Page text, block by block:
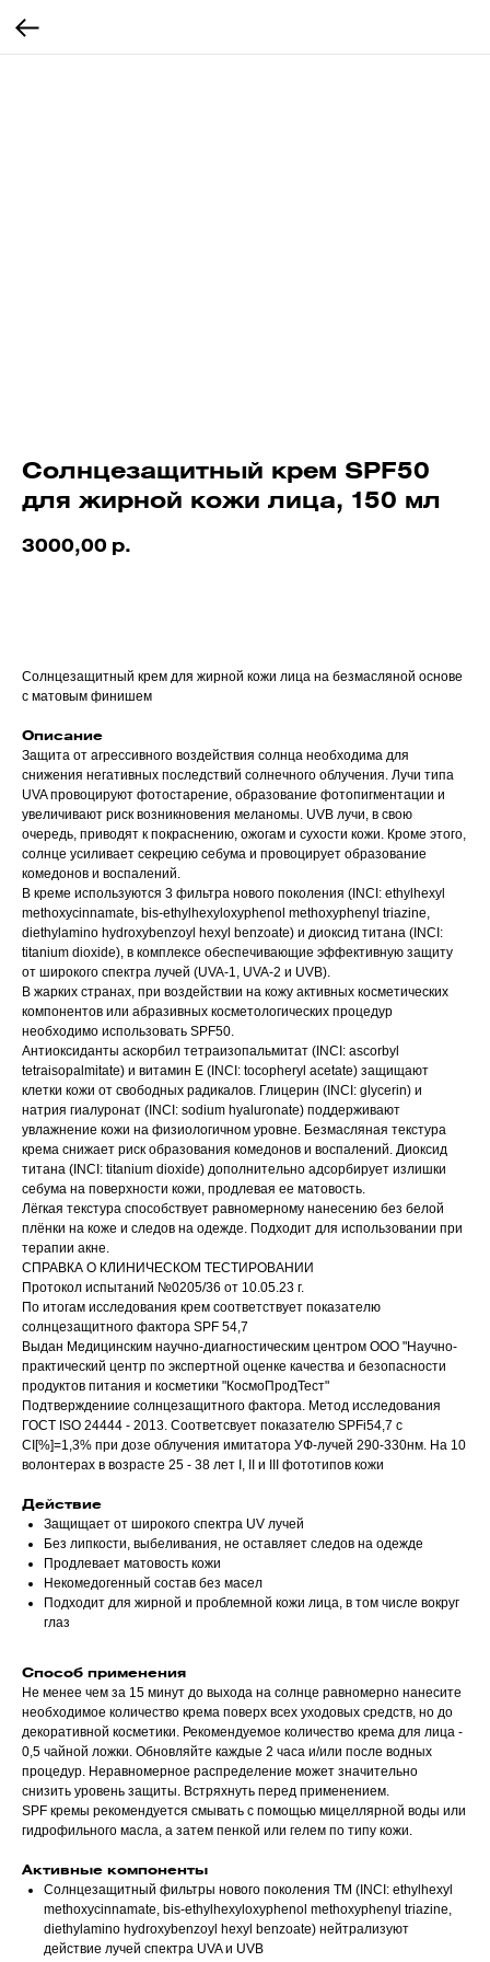
Солнцезащитный крем SPF50
для жирной кожи лица, 150 мл
3000,00 р.
Солнцезащитный крем для жирной кожи лица на безмасляной основе
с матовым финишем
Описание
Защита от агрессивного воздействия солнца необходима для
снижения негативных последствий солнечного облучения. Лучи типа
UVA провоцируют фотостарение, образование фотопигментации и
увеличивают риск возникновения меланомы. UVB лучи, в свою
очередь, приводят к покраснению, ожогам и сухости кожи. Кроме этого,
солнце усиливает секрецию себума и провоцирует образование
комедонов и воспалений.
В креме используются 3 фильтра нового поколения (INCI: ethylhexyl
methoxycinnamate, bis-ethylhexyloxyphenol methoxyphenyl triazine,
diethylamino hydroxybenzoyl hexyl benzoate) и диоксид титана (INCI:
titanium dioxide), в комплексе обеспечивающие эффективную защиту
от широкого спектра лучей (UVA-1, UVA-2 и UVB).
В жарких странах, при воздействии на кожу активных косметических
компонентов или абразивных косметологических процедур
необходимо использовать SPF50.
Антиоксиданты аскорбил тетраизопальмитат (INCI: ascorbyl
tetraisopalmitate) и витамин Е (INCI: tocopheryl acetate) защищают
клетки кожи от свободных радикалов. Глицерин (INCI: glycerin) и
натрия гиалуронат (INCI: sodium hyaluronate) поддерживают
увлажнение кожи на физиологичном уровне. Безмасляная текстура
крема снижает риск образования комедонов и воспалений. Диоксид
титана (INCI: titanium dioxide) дополнительно адсорбирует излишки
себума на поверхности кожи, продлевая ее матовость.
Лёгкая текстура способствует равномерному нанесению без белой
плёнки на коже и следов на одежде. Подходит для использовании при
терапии акне.
СПРАВКА О КЛИНИЧЕСКОМ ТЕСТИРОВАНИИ
Протокол испытаний №0205/36 от 10.05.23 г.
По итогам исследования крем соответствует показателю
солнцезащитного фактора SPF 54,7
Выдан Медицинским научно-диагностическим центром ООО "Научно-
практический центр по экспертной оценке качества и безопасности
продуктов питания и косметики "КосмоПродТест"
Подтверждениие солнцезащитного фактора. Метод исследования
ГОСТ ISO 24444 - 2013. Соответсвует показателю SPFi54,7 с
CI[%]=1,3% при дозе облучения имитатора УФ-лучей 290-330нм. На 10
волонтерах в возрасте 25 - 38 лет I, II и III фототипов кожи
Действие
Защищает от широкого спектра UV лучей
Без липкости, выбеливания, не оставляет следов на одежде
Продлевает матовость кожи
Некомедогенный состав без масел
Подходит для жирной и проблемной кожи лица, в том числе вокруг
глаз
Способ применения
Не менее чем за 15 минут до выхода на солнце равномерно нанесите
необходимое количество крема поверх всех уходовых средств, но до
декоративной косметики. Рекомендуемое количество крема для лица -
0,5 чайной ложки. Обновляйте каждые 2 часа и/или после водных
процедур. Неравномерное распределение может значительно
снизить уровень защиты. Встряхнуть перед применением.
SPF кремы рекомендуется смывать с помощью мицеллярной воды или
гидрофильного масла, а затем пенкой или гелем по типу кожи.
Активные компоненты
Солнцезащитный фильтры нового поколения ТМ (INCI: ethylhexyl
methoxycinnamate, bis-ethylhexyloxyphenol methoxyphenyl triazine,
diethylamino hydroxybenzoyl hexyl benzoate) нейтрализуют
действие лучей спектра UVA и UVB